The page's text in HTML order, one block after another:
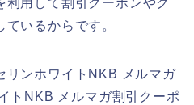
いるからです。
リンホワイトNKB メルマガ
トNKB メルマガ割引クーポ